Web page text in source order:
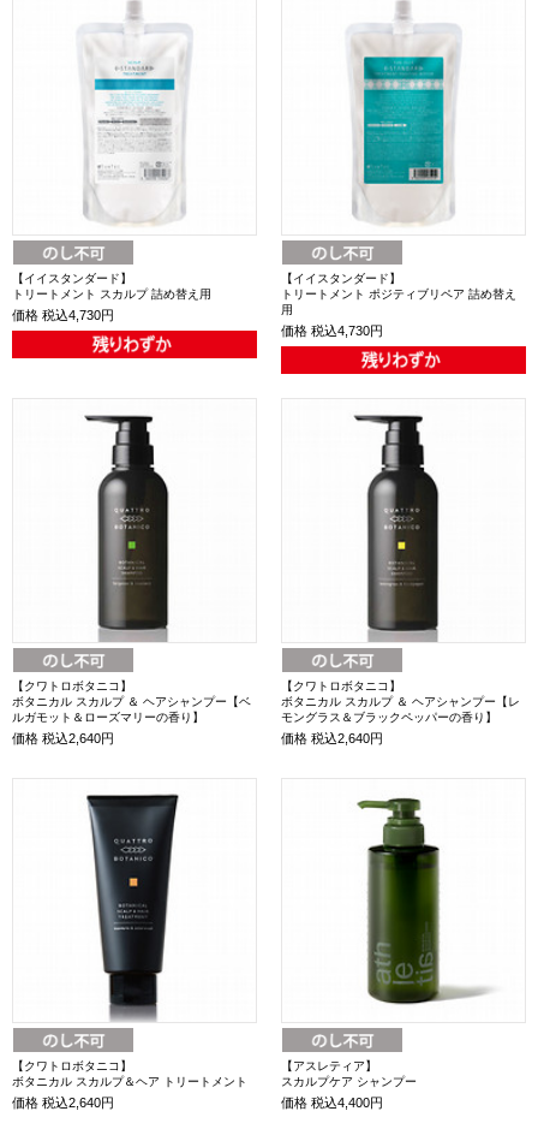
【イイスタンダード】
トリートメント スカルプ 詰め替え用
価格 税込4,730円
【イイスタンダード】
トリートメント ポジティブリペア 詰め替え
用
価格 税込4,730円
【クワトロボタニコ】
ボタニカル スカルプ ＆ ヘアシャンプー【ベ
ルガモット＆ローズマリーの香り】
価格 税込2,640円
【クワトロボタニコ】
ボタニカル スカルプ ＆ ヘアシャンプー【レ
モングラス＆ブラックペッパーの香り】
価格 税込2,640円
【クワトロボタニコ】
ボタニカル スカルプ＆ヘア トリートメント
価格 税込2,640円
【アスレティア】
スカルプケア シャンプー
価格 税込4,400円